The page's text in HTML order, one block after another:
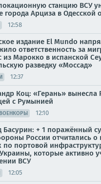
станцию ВСУ
города Арциза в Одесской
12:58
издание El Mundo
ответственность за
из Марокко в испанской
разведку «Моссад»
12:37
Коц: «Герань» вынесла
с Румынией
ВОЕНКОРЫ 12:10
Басурин: + 1 поражённый
России отчитались о
по портовой
которые активно
ВСУ
12:05